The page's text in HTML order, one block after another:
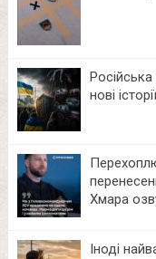
нові
Хмара
Іноді